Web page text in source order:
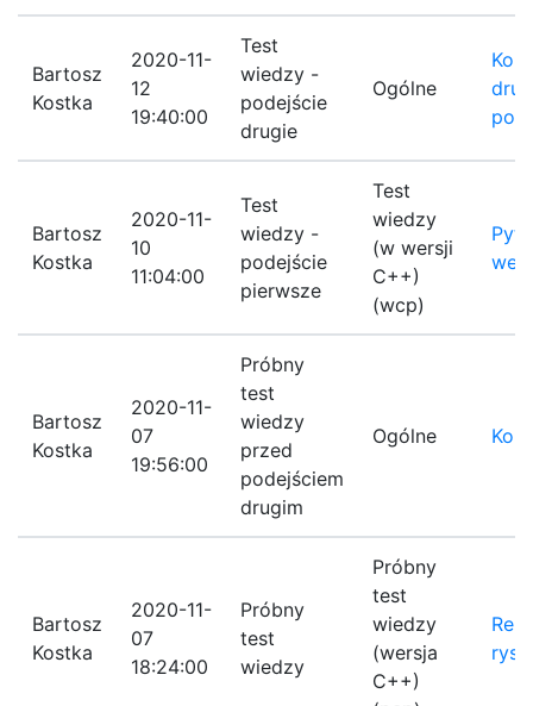
Bartosz
Kostka
2020-11-
12
19:40:00
Test
wiedzy -
podejście
drugie
Ogólne
Bartosz
Kostka
2020-11-
10
11:04:00
Test
wiedzy -
podejście
pierwsze
Test
wiedzy
(w wersji
C++)
(wcp)
Bartosz
Kostka
2020-11-
07
19:56:00
Próbny
test
wiedzy
przed
podejściem
drugim
Ogólne
Bartosz
Kostka
2020-11-
07
18:24:00
Próbny
test
wiedzy
Próbny
test
wiedzy
(wersja
C++)
Re: